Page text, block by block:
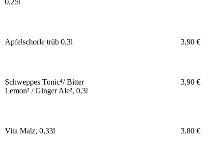
Apfelschorle trüb 0,3l 3,90 €
Schweppes Tonic⁴/ Bitter
Lemon² / Ginger Ale², 0,3l
3,90 €
Vita Malz, 0,33l 3,80 €